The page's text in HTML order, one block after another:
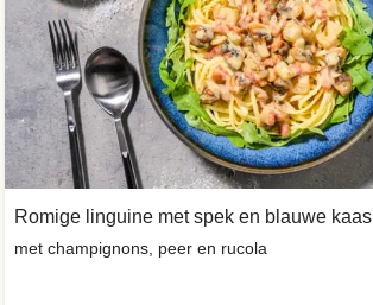
Romige linguine met spek en blauwe kaas
met champignons, peer en rucola